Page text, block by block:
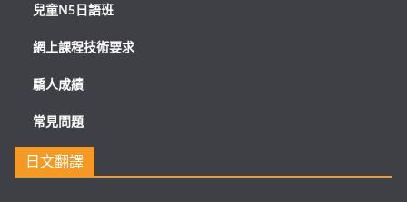
兒童N5日語班
網上課程技術要求
驕人成績
常見問題
日文翻譯